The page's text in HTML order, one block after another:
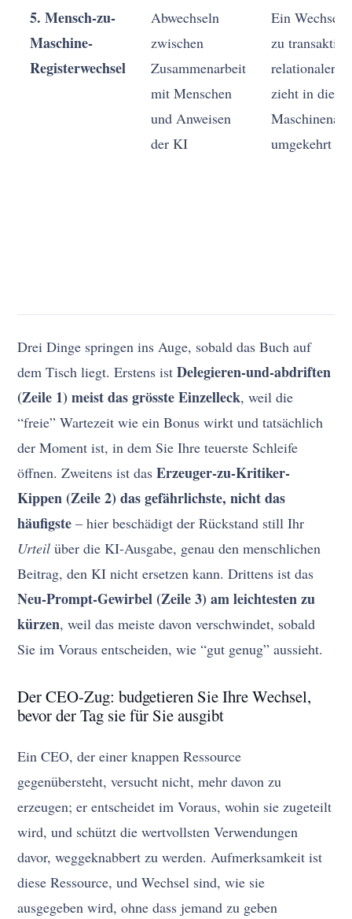
5. Mensch-zu-
Maschine-
Registerwechsel
Abwechseln
zwischen
Zusammenarbeit
mit Menschen
und Anweisen
der KI
Ein Wechsel
zu
relationaler
zieht in die
umgekehrt
Drei Dinge springen ins Auge, sobald das Buch auf
dem Tisch liegt. Erstens istDelegieren-und-abdriften
(Zeile 1) meist das grösste Einzelleck, weil die
“freie” Wartezeit wie ein Bonus wirkt und tatsächlich
der Moment ist, in dem Sie Ihre teuerste Schleife
öffnen. Zweitens ist dasErzeuger-zu-Kritiker-
Kippen (Zeile 2) das gefährlichste, nicht das
häufigste – hier beschädigt der Rückstand still Ihr
Urteil über die KI-Ausgabe, genau den menschlichen
Beitrag, den KI nicht ersetzen kann. Drittens ist das
Neu-Prompt-Gewirbel (Zeile 3) am leichtesten zu
kürzen, weil das meiste davon verschwindet, sobald
Sie im Voraus entscheiden, wie “gut genug” aussieht.
Der CEO-Zug: budgetieren Sie Ihre Wechsel,
bevor der Tag sie für Sie ausgibt
Ein CEO, der einer knappen Ressource
gegenübersteht, versucht nicht, mehr davon zu
erzeugen; er entscheidet im Voraus, wohin sie zugeteilt
wird, und schützt die wertvollsten Verwendungen
davor, weggeknabbert zu werden. Aufmerksamkeit ist
diese Ressource, und Wechsel sind, wie sie
ausgegeben wird, ohne dass jemand zu geben